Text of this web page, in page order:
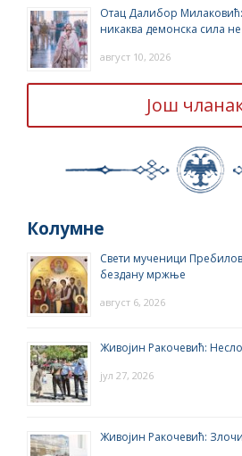
Отац Далибор
никаква демонска сила
август 10, 2026
Још
Колумне
Свети мученици
бездану мржње
август 6, 2026
Живојин Ракочевић:
јул 27, 2026
Живојин Ракочевић: